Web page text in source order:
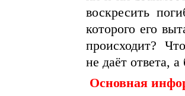
воскресить
которого его
происходит?
не даёт ответа,
Основная